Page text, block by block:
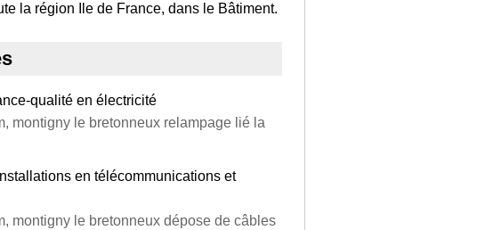
la région Ile de France, dans le Bâtiment.
qualité en électricité
montigny le bretonneux relampage lié la
en télécommunications et
montigny le bretonneux dépose de câbles